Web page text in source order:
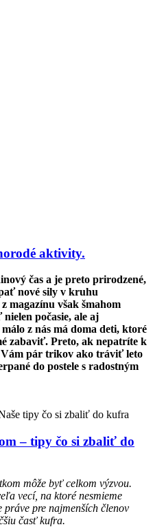
aktivity.
čas a je preto prirodzené,
nové sily v kruhu
magazínu však šmahom
počasie, ale aj
z nás má doma deti, ktoré
zabaviť. Preto, ak nepatríte k
pár trikov ako tráviť leto
do postele s radostným
– tipy čo si zbaliť do
môže byť celkom výzvou.
vecí, na ktoré nesmieme
práve pre najmenších členov
časť kufra.